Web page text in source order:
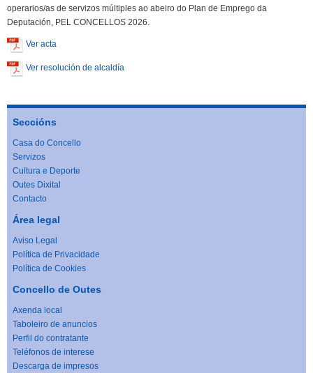
operarios/as de servizos múltiples ao abeiro do Plan de Emprego da
Deputación, PEL CONCELLOS 2026.
Ver acta
Ver resolución de alcaldía
Seccións
Casa do Concello
Servizos
Cultura e Deporte
Outes Dixital
Contacto
Área legal
Aviso Legal
Política de Privacidade
Política de Cookies
Concello de Outes
Axenda local
Taboleiro de anuncios
Perfil do contratante
Teléfonos de interese
Descarga de impresos